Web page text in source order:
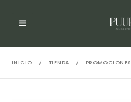
INICIO TIENDA PROMOCIONES